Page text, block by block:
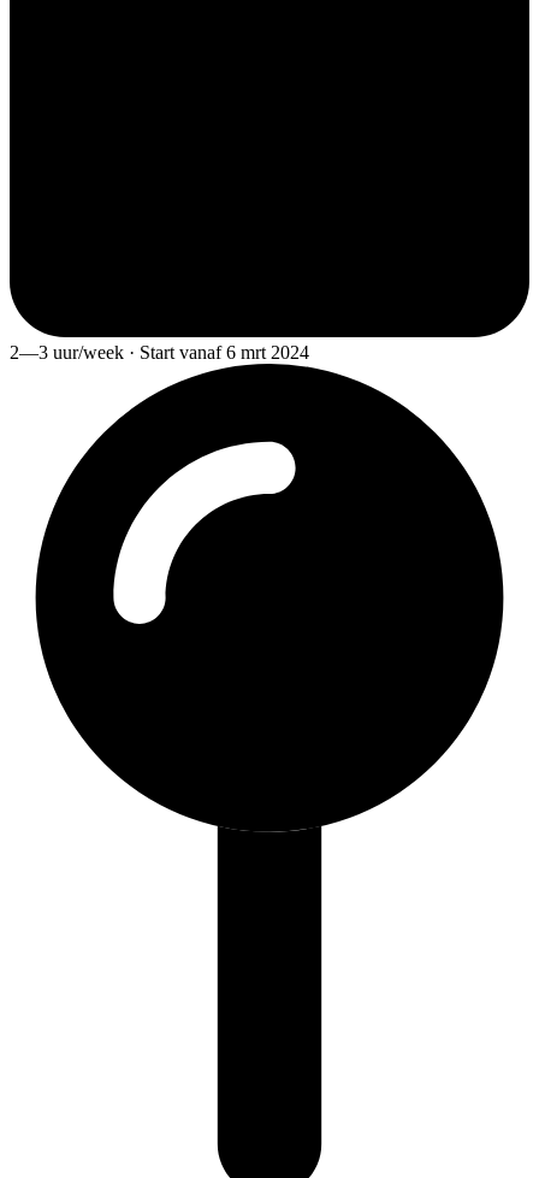
2—3 uur/week · Start vanaf 6 mrt 2024